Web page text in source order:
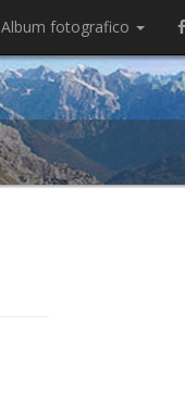
Album fotografico